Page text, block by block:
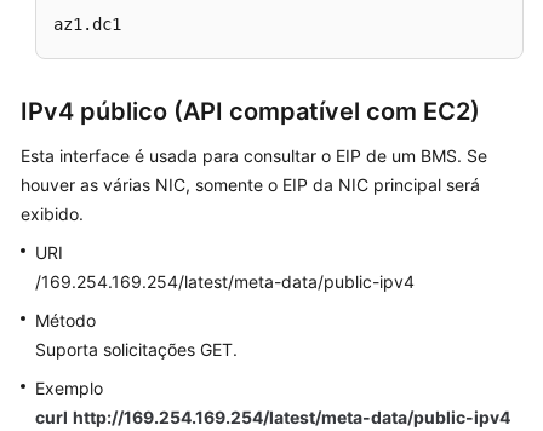
az1.dc1
IPv4 público (API compatível com EC2)
Esta interface é usada para consultar o EIP de um BMS. Se
houver as várias NIC, somente o EIP da NIC principal será
exibido.
URI
/169.254.169.254/latest/meta-data/public-ipv4
Método
Suporta solicitações GET.
Exemplo
curl http://169.254.169.254/latest/meta-data/public-ipv4